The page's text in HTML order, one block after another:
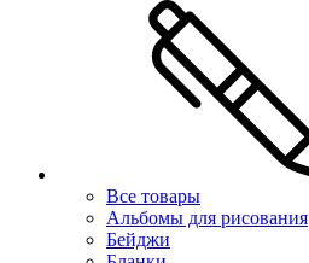
Все товары
Альбомы для рисования
Бейджи